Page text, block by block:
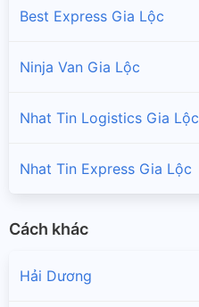
Best Express Gia Lộc
Ninja Van Gia Lộc
Nhat Tin Logistics Gia Lộc
Nhat Tin Express Gia Lộc
Cách khác
Hải Dương